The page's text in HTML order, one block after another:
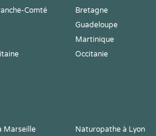
Comté Bretagne
Guadeloupe
Martinique
Occitanie
Marseille Naturopathe à Lyon